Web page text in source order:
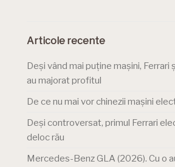
Articole recente
Deși vând mai puține mașini, Ferrari
au majorat profitul
De ce nu mai vor chinezii mașini
Deși controversat, primul Ferrari
deloc rău
Mercedes-Benz GLA (2026). Cu o